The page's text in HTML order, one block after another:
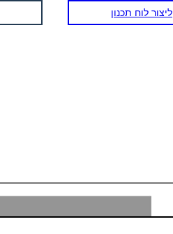
ליצור לוח תכנון